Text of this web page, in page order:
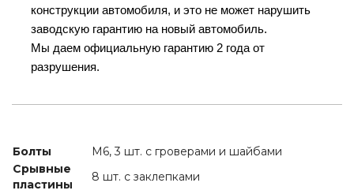
конструкции автомобиля, и это не может нарушить
заводскую гарантию на новый автомобиль.
Мы даем официальную гарантию 2 года от
разрушения.
Болты
M6, 3 шт. с гроверами и шайбами
Срывные
пластины
8 шт. с заклепками